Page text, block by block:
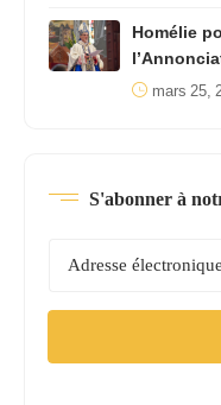
Homélie
mars 25,
S'abonner à